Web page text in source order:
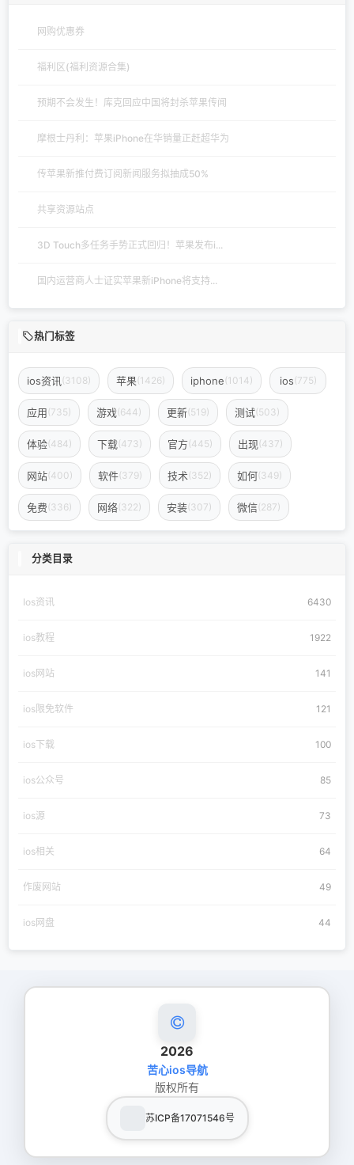
网购优惠券
福利区(福利资源合集)
预期不会发生！库克回应中国将封杀苹果传闻
摩根士丹利：苹果iPhone在华销量正赶超华为
传苹果新推付费订阅新闻服务拟抽成50%
共享资源站点
3D Touch多任务手势正式回归！苹果发布i...
国内运营商人士证实苹果新iPhone将支持...
热门标签
ios资讯 (3108) 苹果(1426) iphone(1014) ios(775)
应用(735) 游戏(644) 更新(519) 测试(503)
体验(484) 下载(473) 官方(445) 出现(437)
网站(400) 软件(379) 技术(352) 如何(349)
免费(336) 网络(322) 安装(307) 微信(287)
分类目录
Ios资讯 6430
ios教程 1922
ios网站 141
ios限免软件 121
ios下载 100
ios公众号 85
ios源 73
ios相关 64
作废网站 49
ios网盘 44
2026
苦心ios导航
版权所有
苏ICP备17071546号